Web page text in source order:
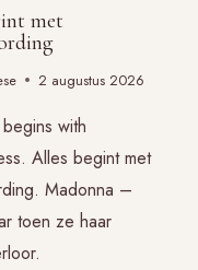
met
2 augustus 2026
with
Alles begint met
Madonna –
toen ze haar